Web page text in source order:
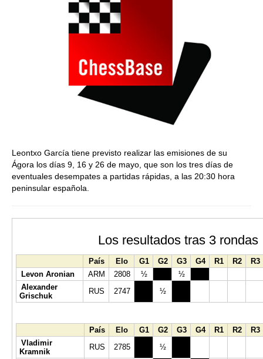
Leontxo García tiene previsto realizar las emisiones de su
Ágora los días 9, 16 y 26 de mayo, que son los tres días de
eventuales desempates a partidas rápidas, a las 20:30 hora
peninsular española.
Los resultados tras 3 rondas
País Elo G1 G2 G3 G4 R1 R2
R3
Levon Aronian
ARM 2808 ½
½
Alexander
Grischuk
RUS 2747 ½
País Elo G1 G2 G3 G4 R1 R2
R3
Vladimir
Kramnik
RUS 2785 ½